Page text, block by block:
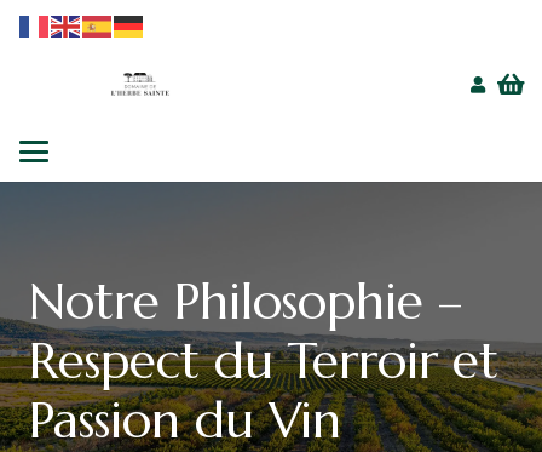
Notre Philosophie –
Respect du Terroir et
Passion du Vin